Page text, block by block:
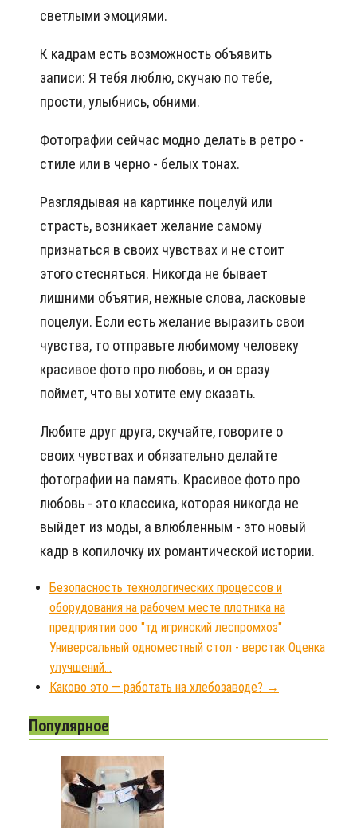
светлыми эмоциями.
К кадрам есть возможность объявить
записи: Я тебя люблю, скучаю по тебе,
прости, улыбнись, обними.
Фотографии сейчас модно делать в ретро -
стиле или в черно - белых тонах.
Разглядывая на картинке поцелуй или
страсть, возникает желание самому
признаться в своих чувствах и не стоит
этого стесняться. Никогда не бывает
лишними объятия, нежные слова, ласковые
поцелуи. Если есть желание выразить свои
чувства, то отправьте любимому человеку
красивое фото про любовь, и он сразу
поймет, что вы хотите ему сказать.
Любите друг друга, скучайте, говорите о
своих чувствах и обязательно делайте
фотографии на память. Красивое фото про
любовь - это классика, которая никогда не
выйдет из моды, а влюбленным - это новый
кадр в копилочку их романтической истории.
Безопасность технологических процессов и
оборудования на рабочем месте плотника на
предприятии ооо "тд игринский леспромхоз"
Универсальный одноместный стол - верстак Оценка
улучшений...
Каково это — работать на хлебозаводе? →
Популярное